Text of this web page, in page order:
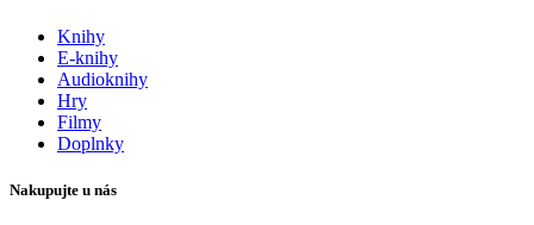
Knihy
E-knihy
Audioknihy
Hry
Filmy
Doplnky
Nakupujte u nás